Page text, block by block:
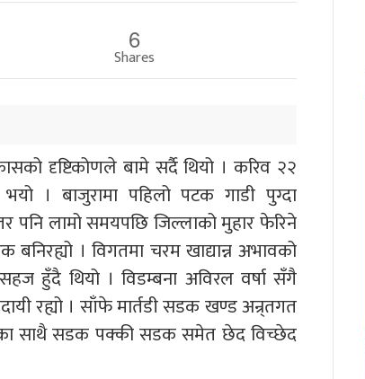
6
Shares
दृष्टिकोणले बामे सर्दै थियो । करिव २२
। बाजुरामा पहिलो पटक गाडी पुग्दा
पनि लामो समयपछि जिल्लाको मुहार फेरिने
। विगतमा चरम खाद्यान्न अभावको
हुँदै थियो । विडम्बना अविरल वर्षा सँगै
रह्यो । साँफे मार्तडी सडक खण्ड अन्र्तगत
साथै सडक पक्की सडक समेत छेद विच्छेद